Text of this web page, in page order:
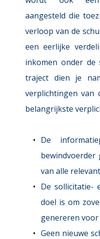
aangesteld die
verloop van de
een eerlijke
inkomen onder de
traject dien je
verplichtingen van
belangrijkste
De
bewindvoerder
van alle
De sollicitatie-
doel is om
genereren voor
Geen nieuwe